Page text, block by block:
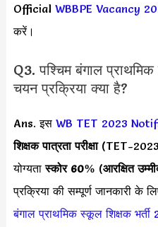
Official WBBPE Vacancy
करें।
Q3. पश्चिम बंगाल
चयन प्रक्रिया क्या है?
Ans. इस WB TET 2023
शिक्षक पात्रता परीक्षा (TET-
योग्यतास्कोर 60% (आरक्षित
प्रक्रिया की सम्पूर्ण जानकारी के
बंगाल प्राथमिक स्कूल शिक्षक भर्ती